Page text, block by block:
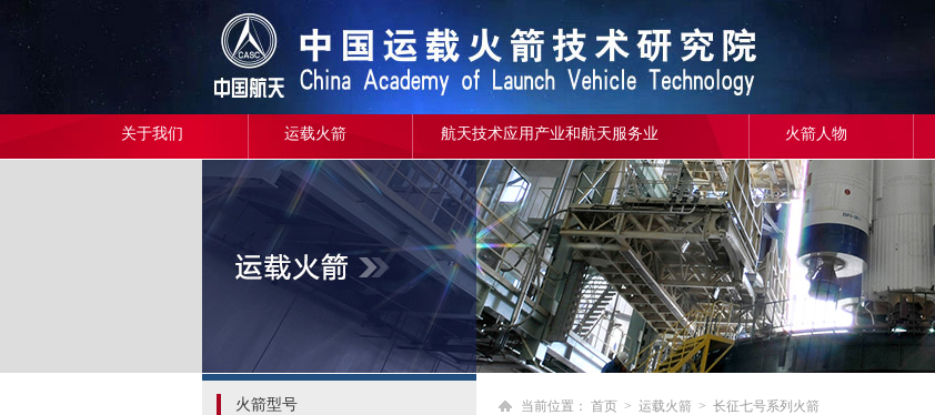
关于我们 运载火箭 航天技术应用产业和航天服务业 火箭人物
火箭型号 当前位置： 首页 > 运载火箭 > 长征七号系列火箭